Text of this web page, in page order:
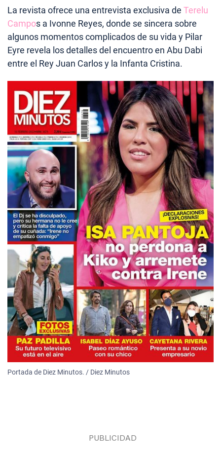
La revista ofrece una entrevista exclusiva de Terelu
Campos a Ivonne Reyes, donde se sincera sobre
algunos momentos complicados de su vida y Pilar
Eyre revela los detalles del encuentro en Abu Dabi
entre el Rey Juan Carlos y la Infanta Cristina.
Portada de Diez Minutos. / Diez Minutos